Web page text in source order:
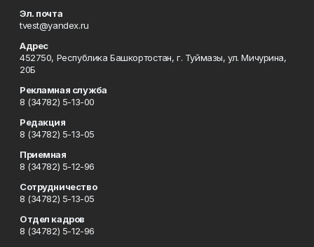
Эл. почта
tvest@yandex.ru
Адрес
452750, Республика Башкортостан, г. Туймазы, ул. Мичурина,
20Б
Рекламная служба
8 (34782) 5-13-00
Редакция
8 (34782) 5-13-05
Приемная
8 (34782) 5-12-96
Сотрудничество
8 (34782) 5-13-05
Отдел кадров
8 (34782) 5-12-96